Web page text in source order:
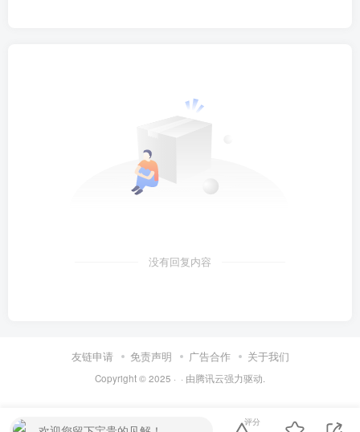
没有回复内容
友链申请 免责声明 广告合作 关于我们
Copyright © 2025 · · 由腾讯云强力驱动.
评分